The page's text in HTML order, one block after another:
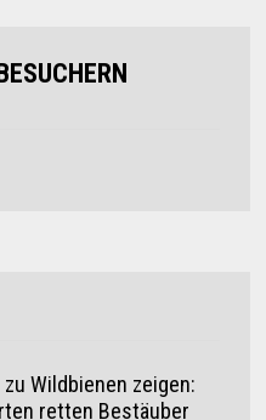
Wildbienen zeigen:
retten Bestäuber